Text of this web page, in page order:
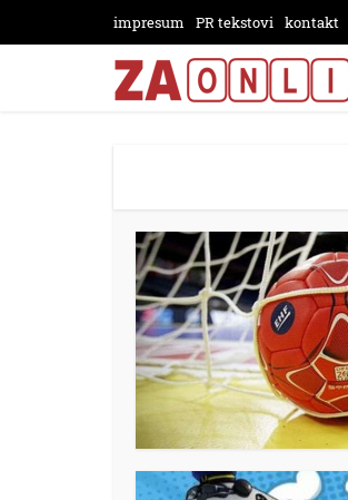
impresum PR tekstovi kontakt